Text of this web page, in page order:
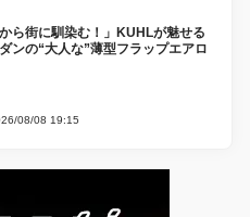
から街に馴染む！」KUHLが魅せる
ンの“大人な”薄型フラップエアロ
08/08 19:15